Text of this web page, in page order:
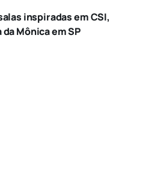
inspiradas em CSI,
Mônica em SP